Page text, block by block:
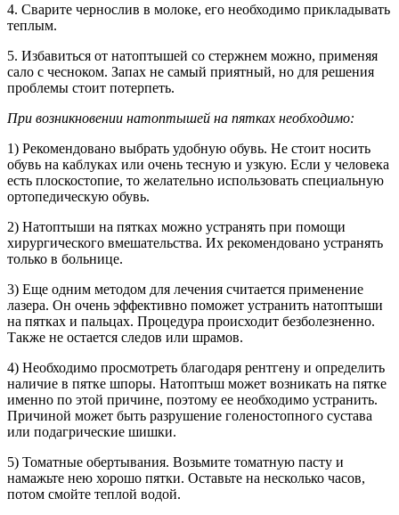
4. Сварите чернослив в молоке, его необходимо прикладывать
теплым.
5. Избавиться от натоптышей со стержнем можно, применяя
сало с чесноком. Запах не самый приятный, но для решения
проблемы стоит потерпеть.
При возникновении натоптышей на пятках необходимо:
1) Рекомендовано выбрать удобную обувь. Не стоит носить
обувь на каблуках или очень тесную и узкую. Если у человека
есть плоскостопие, то желательно использовать специальную
ортопедическую обувь.
2) Натоптыши на пятках можно устранять при помощи
хирургического вмешательства. Их рекомендовано устранять
только в больнице.
3) Еще одним методом для лечения считается применение
лазера. Он очень эффективно поможет устранить натоптыши
на пятках и пальцах. Процедура происходит безболезненно.
Также не остается следов или шрамов.
4) Необходимо просмотреть благодаря рентгену и определить
наличие в пятке шпоры. Натоптыш может возникать на пятке
именно по этой причине, поэтому ее необходимо устранить.
Причиной может быть разрушение голеностопного сустава
или подагрические шишки.
5) Томатные обертывания. Возьмите томатную пасту и
намажьте нею хорошо пятки. Оставьте на несколько часов,
потом смойте теплой водой.